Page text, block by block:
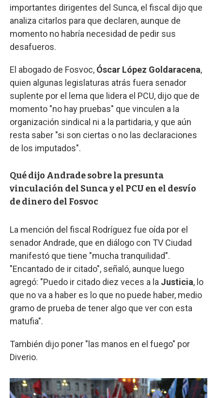
importantes dirigentes del Sunca, el fiscal dijo que
analiza citarlos para que declaren, aunque de
momento no habría necesidad de pedir sus
desafueros.
El abogado de Fosvoc, Óscar López Goldaracena,
quien algunas legislaturas atrás fuera senador
suplente por el lema que lidera el PCU, dijo que de
momento "no hay pruebas" que vinculen a la
organización sindical ni a la partidaria, y que aún
resta saber "si son ciertas o no las declaraciones
de los imputados".
Qué dijo Andrade sobre la presunta
vinculación del Sunca y el PCU en el desvío
de dinero del Fosvoc
La mención del fiscal Rodríguez fue oída por el
senador Andrade, que en diálogo con TV Ciudad
manifestó que tiene "mucha tranquilidad".
"Encantado de ir citado", señaló, aunque luego
agregó: "Puedo ir citado diez veces a la Justicia, lo
que no va a haber es lo que no puede haber, medio
gramo de prueba de tener algo que ver con esta
matufia".
También dijo poner "las manos en el fuego" por
Diverio.